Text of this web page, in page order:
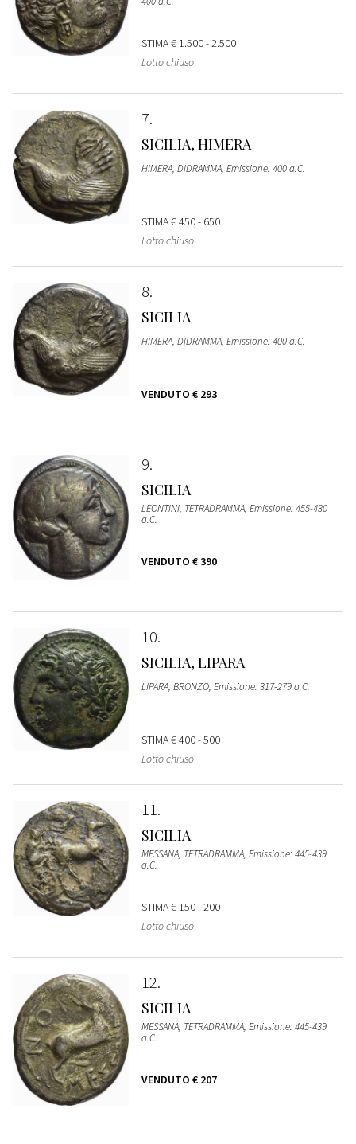
STIMA€ 1.500 - 2.500
Lotto chiuso
7
SICILIA, HIMERA
HIMERA, DIDRAMMA, Emissione: 400 a.C.
STIMA€ 450 - 650
Lotto chiuso
8
SICILIA
HIMERA, DIDRAMMA, Emissione: 400 a.C.
VENDUTO € 293
9
SICILIA
LEONTINI, TETRADRAMMA, Emissione: 455-430
a.C.
VENDUTO € 390
10
SICILIA, LIPARA
LIPARA, BRONZO, Emissione: 317-279 a.C.
STIMA€ 400 - 500
Lotto chiuso
11
SICILIA
MESSANA, TETRADRAMMA, Emissione: 445-439
a.C.
STIMA€ 150 - 200
Lotto chiuso
12
SICILIA
MESSANA, TETRADRAMMA, Emissione: 445-439
a.C.
VENDUTO € 207